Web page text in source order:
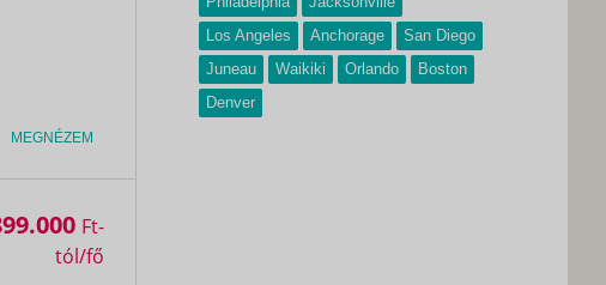
MEGNÉZEM
Ft
Los Angeles
Anchorage
San Diego
Juneau
Waikiki Orlando
Boston
Denver